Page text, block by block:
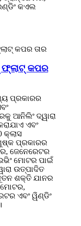
କଏଲ
ଫ୍ଲାଟ୍ କପର
ପ୍ରକାରର
ଆନିଲିଂ ଦ୍ୱାରା
ଏବଂ
କ୍ଲାସ
ପ୍ରକାରର
ଜେନେରେଟର
ମୋଟର ପାଇଁ
ଉତ୍ପାଦିତ
ଶକ୍ତି ଯାନର
ଏବଂ ୱିଣ୍ଡିଂ